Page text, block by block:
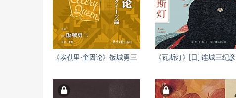
《埃勒里·奎因论》饭城勇三 《瓦斯灯》[日] 连城三纪彦